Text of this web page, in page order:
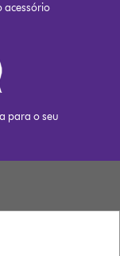
acessório
para o seu